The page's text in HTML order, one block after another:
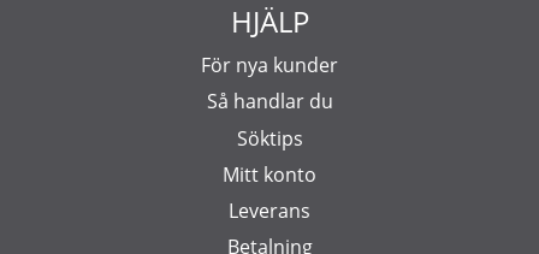
HJÄLP
För nya kunder
Så handlar du
Söktips
Mitt konto
Leverans
Betalning